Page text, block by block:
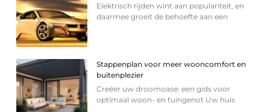
Elektrisch rijden wint aan populariteit, en
daarmee groeit de behoefte aan een
Stappenplan voor meer wooncomfort en
buitenplezier
Creëer uw droomoase: een gids voor
optimaal woon- en tuingenot Uw huis